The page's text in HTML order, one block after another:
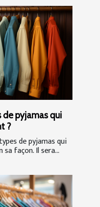
pyjamas qui
?
de pyjamas qui
façon. Il sera...